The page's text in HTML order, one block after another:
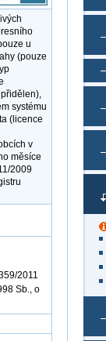
u
(pouze
systému
(licence
v
měsíce
2009
2011
Sb., o